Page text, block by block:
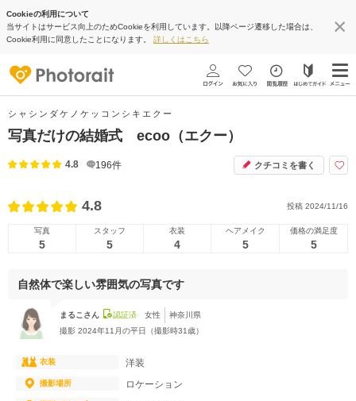
Cookieの利用について
当サイトはサービス向上のためCookieを利用しています。以降ページ遷移した場合は、
Cookie利用に同意したことになります。 詳しくはこちら
シャシンダケノケッコンシキエクー
写真だけの結婚式 ecoo（エクー）
4.8 196件 クチコミを書く
4.8 投稿 2024/11/16
写真
5
スタッフ
5
衣装
4
ヘアメイク
5
価格の満足度
5
自然体で楽しい雰囲気の写真です
まるこさん 認証済 女性
神奈川県
撮影 2024年11月の平日（撮影時31歳）
衣装 洋装
撮影場所 ロケーション